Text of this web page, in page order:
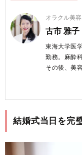
オラクル美
古市 雅子
東海大学医
勤務。麻酔
その後、美
結婚式当日を完